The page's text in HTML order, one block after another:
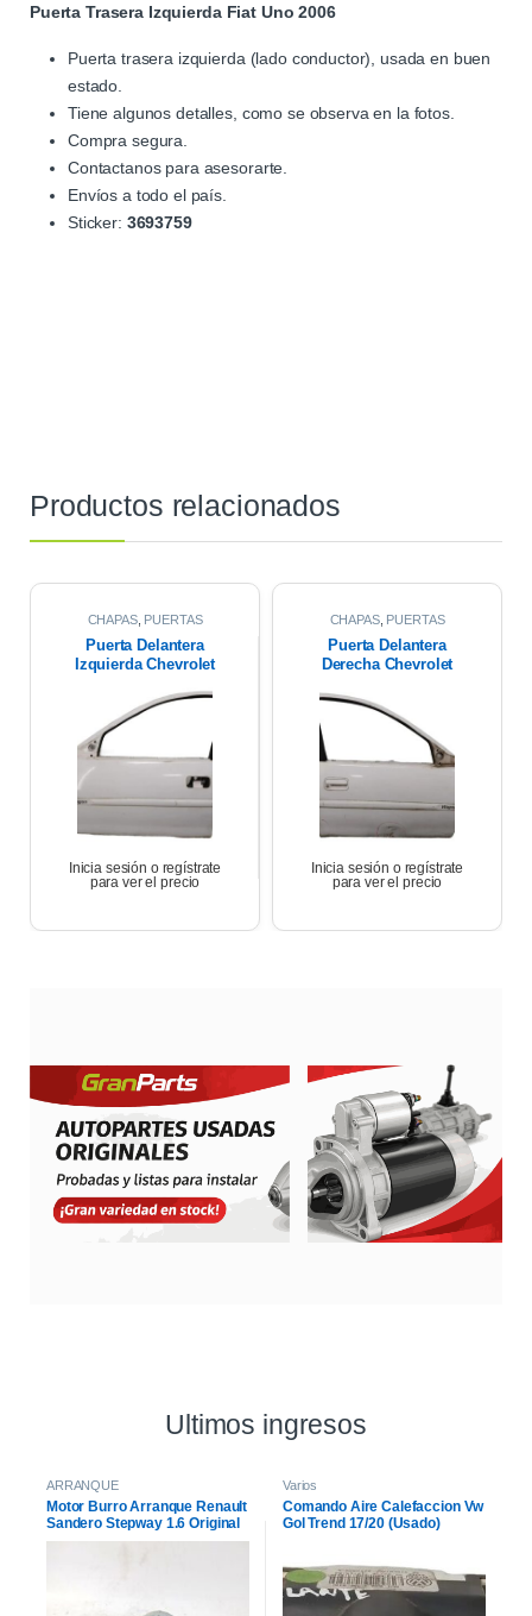
Puerta Trasera Izquierda Fiat Uno 2006
Puerta trasera izquierda (lado conductor), usada en buen
estado.
Tiene algunos detalles, como se observa en la fotos.
Compra segura.
Contactanos para asesorarte.
Envíos a todo el país.
Sticker: 3693759
Productos relacionados
CHAPAS, PUERTAS
Puerta Delantera
Izquierda Chevrolet
Inicia sesión o regístrate
para ver el precio
CHAPAS, PUERTAS
Puerta Delantera
Derecha Chevrolet
Inicia sesión o regístrate
para ver el precio
Ultimos ingresos
ARRANQUE
Motor Burro Arranque Renault
Sandero Stepway 1.6 Original
Varios
Comando Aire Calefaccion Vw
Gol Trend 17/20 (Usado)